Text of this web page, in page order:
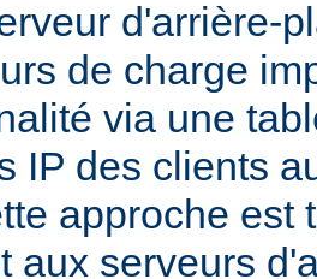
d'arrière-
de charge
via une
IP des clients
approche est
aux serveurs